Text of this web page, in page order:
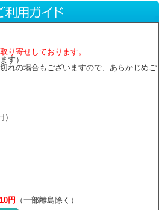
り寄せしております。
す）
れの場合もございますので、あらかじめご
円 （一部離島除く）